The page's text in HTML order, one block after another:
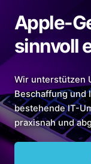
Apple-
sinnvoll
Wir unterstützen
Beschaffung und
bestehende IT-
praxisnah und